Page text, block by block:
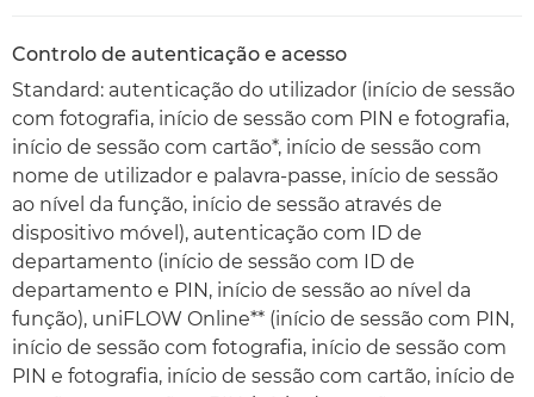
Controlo de autenticação e acesso
Standard: autenticação do utilizador (início de sessão
com fotografia, início de sessão com PIN e fotografia,
início de sessão com cartão*, início de sessão com
nome de utilizador e palavra-passe, início de sessão
ao nível da função, início de sessão através de
dispositivo móvel), autenticação com ID de
departamento (início de sessão com ID de
departamento e PIN, início de sessão ao nível da
função), uniFLOW Online** (início de sessão com PIN,
início de sessão com fotografia, início de sessão com
PIN e fotografia, início de sessão com cartão, início de